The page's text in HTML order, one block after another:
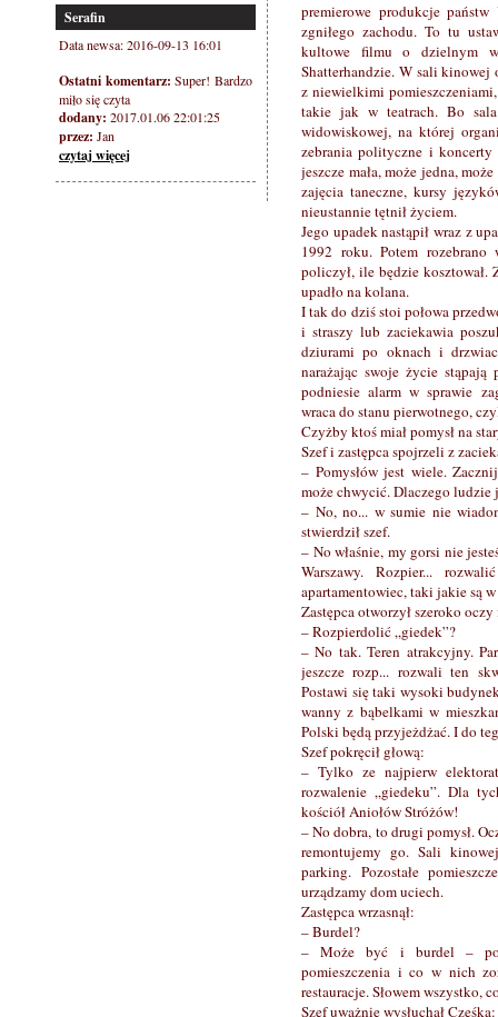
Serafin
Data newsa: 2016-09-13 16:01
Ostatni komentarz: Super! Bardzo
miło się czyta
dodany: 2017.01.06 22:01:25
przez: Jan
czytaj więcej
premierowe produkcje
zgniłego zachodu. To tu
kultowe filmu o dzielnym
Shatterhandzie. W sali kinowej
z niewielkimi
takie jak w teatrach. Bo
widowiskowej, na której
zebrania polityczne i
jeszcze mała, może jedna,
zajęcia taneczne, kursy
nieustannie tętnił życiem.
Jego upadek nastąpił wraz z
1992 roku. Potem
policzył, ile będzie kosztował.
upadło na kolana.
I tak do dziś stoi połowa
i straszy lub zaciekawia
dziurami po oknach i
narażając swoje życie
podniesie alarm w sprawie
wraca do stanu pierwotnego,
Czyżby ktoś miał pomysł na
Szef i zastępca spojrzeli z
– Pomysłów jest wiele.
może chwycić. Dlaczego ludzie
– No, no... w sumie nie
stwierdził szef.
– No właśnie, my gorsi nie
Warszawy. Rozpier...
apartamentowiec, taki jakie są
Zastępca otworzył szeroko
– Rozpierdolić „giedek”?
– No tak. Teren atrakcyjny.
jeszcze rozp... rozwali ten
Postawi się taki wysoki
wanny z bąbelkami w
Polski będą przyjeżdżać. I do
Szef pokręcił głową:
– Tylko ze najpierw
rozwalenie „giedeku”. Dla
kościół Aniołów Stróżów!
– No dobra, to drugi pomysł.
remontujemy go. Sali
parking. Pozostałe
urządzamy dom uciech.
Zastępca wrzasnął:
– Burdel?
– Może być i burdel –
pomieszczenia i co w nich
restauracje. Słowem wszystko,
Szef uważnie wysłuchał Cześka: